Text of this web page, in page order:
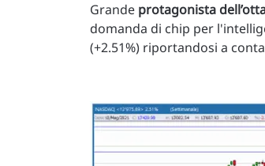
Grande protagonista
domanda di chip per
(+2.51%) riportandosi a